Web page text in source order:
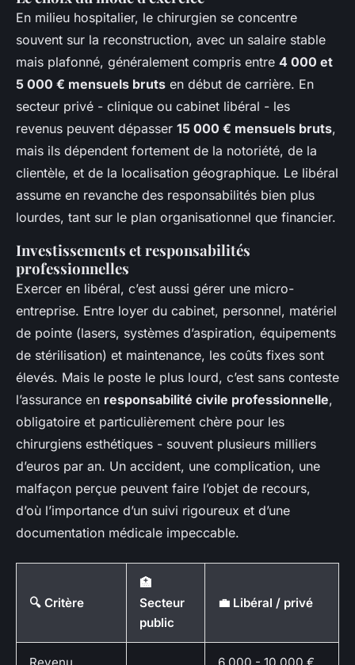
En milieu hospitalier, le chirurgien se concentre
souvent sur la reconstruction, avec un salaire stable
mais plafonné, généralement compris entre 4 000 et
5 000 € mensuels bruts en début de carrière. En
secteur privé - clinique ou cabinet libéral - les
revenus peuvent dépasser 15 000 € mensuels bruts,
mais ils dépendent fortement de la notoriété, de la
clientèle, et de la localisation géographique. Le libéral
assume en revanche des responsabilités bien plus
lourdes, tant sur le plan organisationnel que financier.
Investissements et responsabilités
professionnelles
Exercer en libéral, c’est aussi gérer une micro-
entreprise. Entre loyer du cabinet, personnel, matériel
de pointe (lasers, systèmes d’aspiration, équipements
de stérilisation) et maintenance, les coûts fixes sont
élevés. Mais le poste le plus lourd, c’est sans conteste
l’assurance en responsabilité civile professionnelle,
obligatoire et particulièrement chère pour les
chirurgiens esthétiques - souvent plusieurs milliers
d’euros par an. Un accident, une complication, une
malfaçon perçue peuvent faire l’objet de recours,
d’où l’importance d’un suivi rigoureux et d’une
documentation médicale impeccable.
🔍 Critère
🏥
Secteur
public
💼 Libéral / privé